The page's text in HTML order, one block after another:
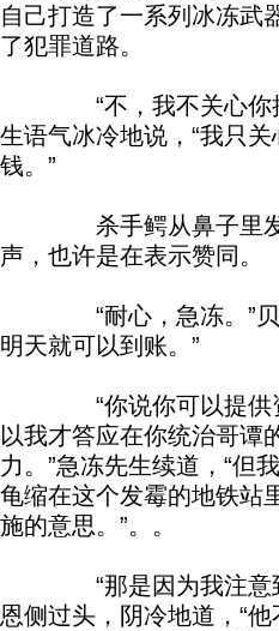
自己打造了一系列冰冻武
了犯罪道路。
“不，我不关心你接
生语气冰冷地说，“我只
钱。”
杀手鳄从鼻子里发
声，也许是在表示赞同。
“耐心，急冻。”贝恩
明天就可以到账。”
“你说你可以提供资
以我才答应在你统治哥谭
力。”急冻先生续道，“但
龟缩在这个发霉的地铁站
施的意思。”。。
“那是因为我注意到
恩侧过头，阴冷地道，“